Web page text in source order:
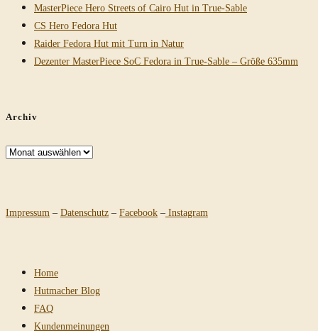
MasterPiece Hero Streets of Cairo Hut in True-Sable
CS Hero Fedora Hut
Raider Fedora Hut mit Turn in Natur
Dezenter MasterPiece SoC Fedora in True-Sable – Größe 635mm
Archiv
Archiv
Impressum – Datenschutz – Facebook – Instagram
Home
Hutmacher Blog
FAQ
Kundenmeinungen